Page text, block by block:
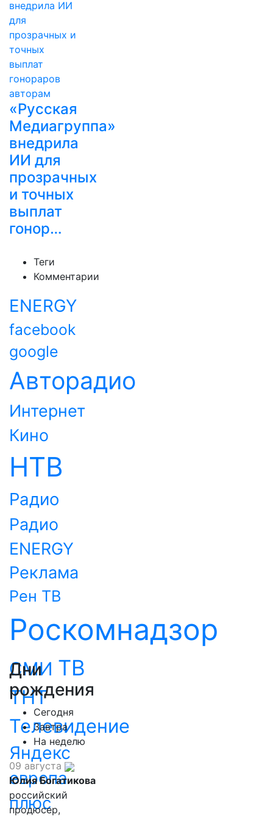
«Русская
Медиагруппа»
внедрила
ИИ для
прозрачных
и точных
выплат
гонор…
Теги
Комментарии
ENERGY
facebook
google
Авторадио
Интернет
Кино
НТВ
Радио
Радио
ENERGY
Реклама
Рен ТВ
Роскомнадзор
СМИ ТВ
ТНТ
Телевидение
Яндекс
европа
плюс
Дни
рождения
Сегодня
Завтра
На неделю
09 августа
Юлия Богатикова
российский
продюсер,